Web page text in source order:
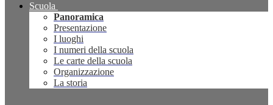
Scuola
Panoramica
Presentazione
I luoghi
I numeri della scuola
Le carte della scuola
Organizzazione
La storia